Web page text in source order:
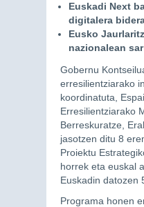
Euskadi Next
digitalera
Eusko
nazionalean
Gobernu
erresilientziarako
koordinatuta,
Erresilientziarako
Berreskuratze,
jasotzen ditu 8
Proiektu
horrek eta euskal
Euskadin datozen
Programa honen